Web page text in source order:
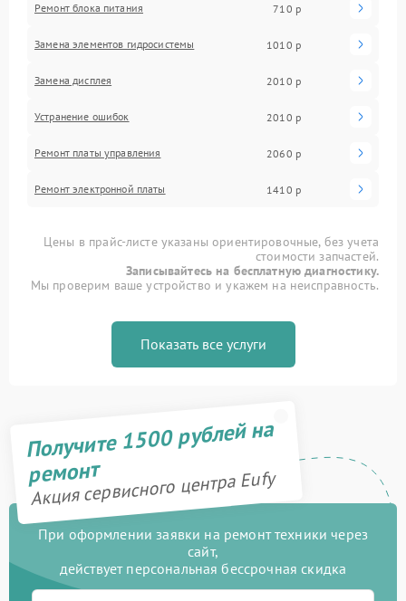
Ремонт блока питания 710 р
Замена элементов гидросистемы 1010 р
Замена дисплея 2010 р
Устранение ошибок 2010 р
Ремонт платы управления 2060 р
Ремонт электронной платы 1410 р
Цены в прайс-листе указаны ориентировочные, без учета
стоимости запчастей.
Записывайтесь на бесплатную диагностику.
Мы проверим ваше устройство и укажем на неисправность.
Показать все услуги
Получите 1500 рублей на
ремонт
Акция сервисного центра Eufy
При оформлении заявки на ремонт техники через
сайт,
действует персональная бессрочная скидка